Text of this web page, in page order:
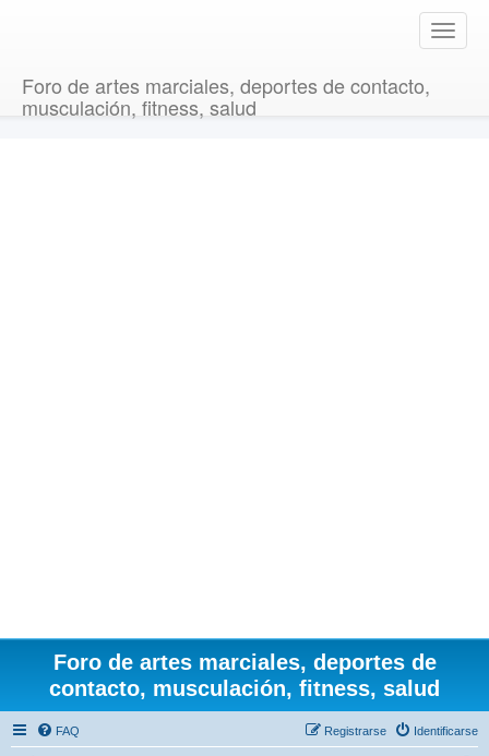
T
o
Foro de artes marciales, deportes de contacto,
musculación, fitness, salud
Foro de artes marciales, deportes de
contacto, musculación, fitness, salud
FAQ Identificarse
Registrarse